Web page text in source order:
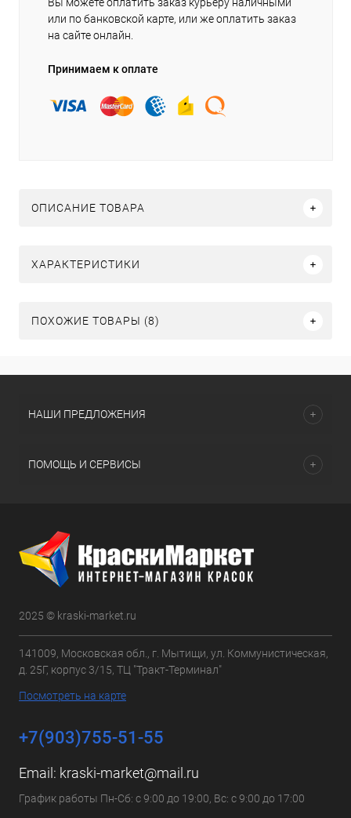
Вы можете оплатить заказ курьеру наличными
или по банковской карте, или же оплатить заказ
на сайте онлайн.
Принимаем к оплате
ОПИСАНИЕ ТОВАРА
ХАРАКТЕРИСТИКИ
ПОХОЖИЕ ТОВАРЫ (8)
НАШИ ПРЕДЛОЖЕНИЯ
ПОМОЩЬ И СЕРВИСЫ
2025 © kraski-market.ru
141009, Московская обл., г. Мытищи, ул. Коммунистическая,
д. 25Г, корпус 3/15, ТЦ "Тракт-Терминал"
Посмотреть на карте
+7(903)755-51-55
Email: kraski-market@mail.ru
График работы Пн-Сб: с 9:00 до 19:00, Вс: с 9:00 до 17:00